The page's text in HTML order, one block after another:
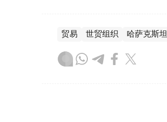
贸易 世贸组织 哈萨克斯坦